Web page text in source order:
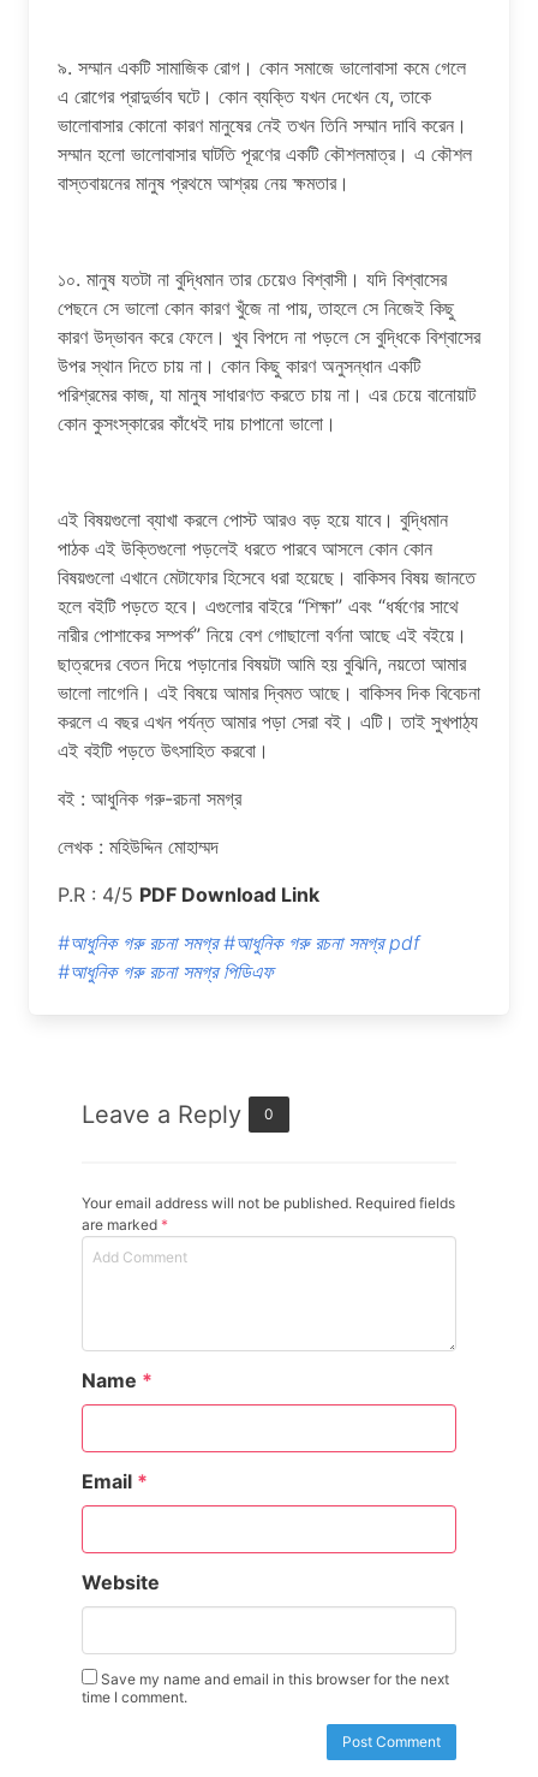
৯. সম্মান একটি সামাজিক রোগ। কোন সমাজে ভালোবাসা কমে গেলে
এ রোগের প্রাদুর্ভাব ঘটে। কোন ব্যক্তি যখন দেখেন যে, তাকে
ভালোবাসার কোনো কারণ মানুষের নেই তখন তিনি সম্মান দাবি করেন।
সম্মান হলো ভালোবাসার ঘাটতি পূরণের একটি কৌশলমাত্র। এ কৌশল
বাস্তবায়নের মানুষ প্রথমে আশ্রয় নেয় ক্ষমতার।
১০. মানুষ যতটা না বুদ্ধিমান তার চেয়েও বিশ্বাসী। যদি বিশ্বাসের
পেছনে সে ভালো কোন কারণ খুঁজে না পায়, তাহলে সে নিজেই কিছু
কারণ উদ্ভাবন করে ফেলে। খুব বিপদে না পড়লে সে বুদ্ধিকে বিশ্বাসের
উপর স্থান দিতে চায় না। কোন কিছু কারণ অনুসন্ধান একটি
পরিশ্রমের কাজ, যা মানুষ সাধারণত করতে চায় না। এর চেয়ে বানোয়াট
কোন কুসংস্কারের কাঁধেই দায় চাপানো ভালো।
এই বিষয়গুলো ব্যাখা করলে পোস্ট আরও বড় হয়ে যাবে। বুদ্ধিমান
পাঠক এই উক্তিগুলো পড়লেই ধরতে পারবে আসলে কোন কোন
বিষয়গুলো এখানে মেটাফোর হিসেবে ধরা হয়েছে। বাকিসব বিষয় জানতে
হলে বইটি পড়তে হবে। এগুলোর বাইরে “শিক্ষা” এবং “ধর্ষণের সাথে
নারীর পোশাকের সম্পর্ক” নিয়ে বেশ গোছালো বর্ণনা আছে এই বইয়ে।
ছাত্রদের বেতন দিয়ে পড়ানোর বিষয়টা আমি হয় বুঝিনি, নয়তো আমার
ভালো লাগেনি। এই বিষয়ে আমার দ্বিমত আছে। বাকিসব দিক বিবেচনা
করলে এ বছর এখন পর্যন্ত আমার পড়া সেরা বই। এটি। তাই সুখপাঠ্য
এই বইটি পড়তে উৎসাহিত করবো।
বই : আধুনিক গরু-রচনা সমগ্র
লেখক : মহিউদ্দিন মোহাম্মদ
P.R : 4/5 PDF Download Link
#আধুনিক গরু রচনা সমগ্র #আধুনিক গরু রচনা সমগ্র pdf
#আধুনিক গরু রচনা সমগ্র পিডিএফ
Leave a Reply 0
Your email address will not be published. Required fields
are marked *
Name *
Email *
Website
Save my name and email in this browser for the next
time I comment.